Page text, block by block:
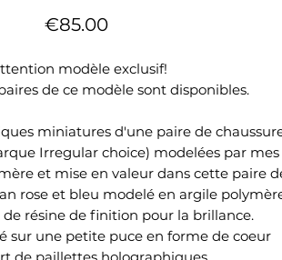
€85.00Price
modèle exclusif!
de ce modèle sont disponibles.
miniatures d'une paire de
Irregular choice) modelées par mes
et mise en valeur dans cette paire
rose et bleu modelé en argile
résine de finition pour la brillance.
sur une petite puce en forme de coeur